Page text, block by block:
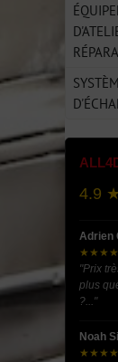
4.9
Adrien
"Prix
plus
?..."
Noah